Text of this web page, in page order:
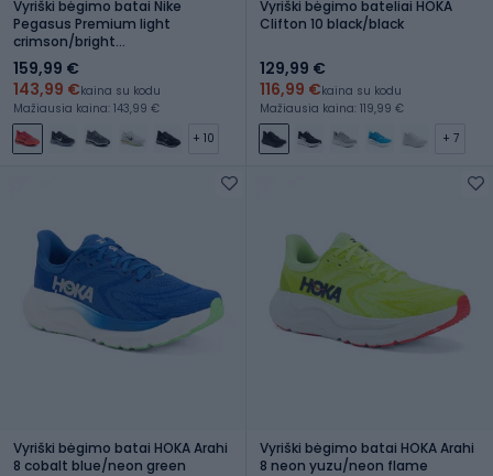
Vyriški bėgimo batai Nike
Pegasus Premium light
crimson/bright
crimson/black/team red
159,99 €
143,99 €kaina su kodu
Mažiausia kaina: 143,99 €
+ 10
Vyriški bėgimo bateliai HOKA
Clifton 10 black/black
129,99 €
116,99 €kaina su kodu
Mažiausia kaina: 119,99 €
+ 7
Vyriški bėgimo batai HOKA Arahi
8 cobalt blue/neon green
Vyriški bėgimo batai HOKA Arahi
8 neon yuzu/neon flame